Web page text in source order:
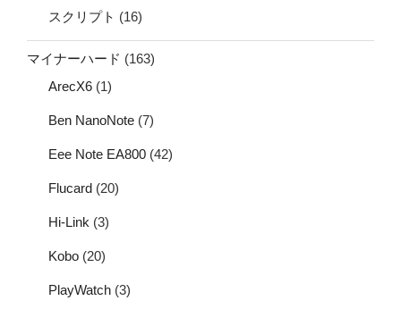
スクリプト (16)
マイナーハード (163)
ArecX6 (1)
Ben NanoNote (7)
Eee Note EA800 (42)
Flucard (20)
Hi-Link (3)
Kobo (20)
PlayWatch (3)